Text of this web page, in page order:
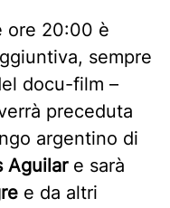
ore 20:00 è
sempre
docu-film –
preceduta
argentino di
Aguilare sarà
e da altri